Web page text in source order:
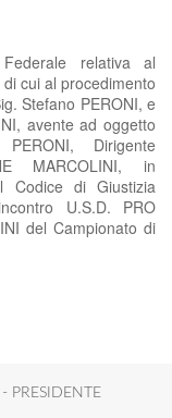
relativa al
cui al procedimento
Stefano PERONI, e
avente ad oggetto
Dirigente
MARCOLINI, in
Codice di Giustizia
U.S.D. PRO
del Campionato di
- PRESIDENTE